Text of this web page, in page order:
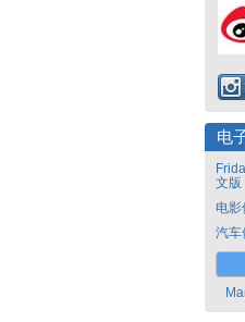
电
文版
电影
汽车